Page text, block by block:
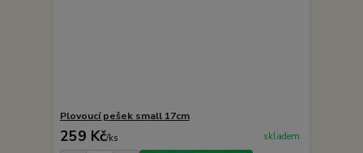
Plovoucí pešek small 17cm
259 Kč/ks skladem